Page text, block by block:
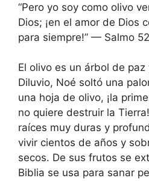
“Pero yo soy como olivo
Dios; ¡en el amor de Dios
para siempre!” — Salmo
El olivo es un árbol de paz
Diluvio, Noé soltó una
una hoja de olivo, ¡la
no quiere destruir la
raíces muy duras y
vivir cientos de años y
secos. De sus frutos se
Biblia se usa para sanar